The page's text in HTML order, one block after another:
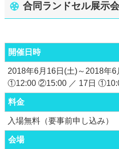
合同ランドセル展示
開催日時
2018年6月16日(土)～2018
①12:00 ②15:00 ／ 17日
料金
入場無料（要事前申し込み）
会場